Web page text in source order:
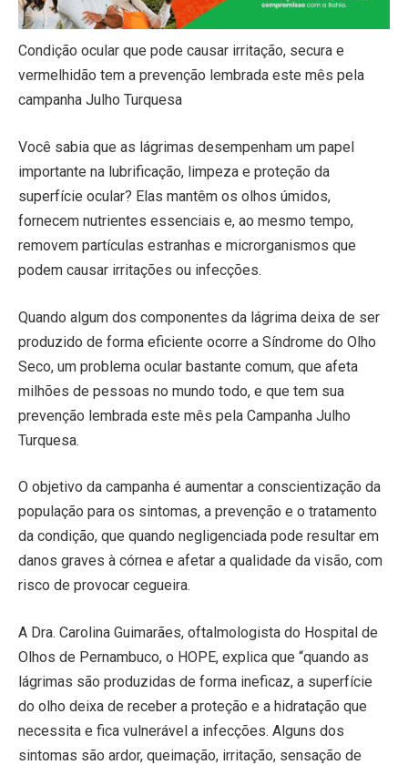
Condição ocular que pode causar irritação, secura e
vermelhidão tem a prevenção lembrada este mês pela
campanha Julho Turquesa
Você sabia que as lágrimas desempenham um papel
importante na lubrificação, limpeza e proteção da
superfície ocular? Elas mantêm os olhos úmidos,
fornecem nutrientes essenciais e, ao mesmo tempo,
removem partículas estranhas e microrganismos que
podem causar irritações ou infecções.
Quando algum dos componentes da lágrima deixa de ser
produzido de forma eficiente ocorre a Síndrome do Olho
Seco, um problema ocular bastante comum, que afeta
milhões de pessoas no mundo todo, e que tem sua
prevenção lembrada este mês pela Campanha Julho
Turquesa.
O objetivo da campanha é aumentar a conscientização da
população para os sintomas, a prevenção e o tratamento
da condição, que quando negligenciada pode resultar em
danos graves à córnea e afetar a qualidade da visão, com
risco de provocar cegueira.
A Dra. Carolina Guimarães, oftalmologista do Hospital de
Olhos de Pernambuco, o HOPE, explica que “quando as
lágrimas são produzidas de forma ineficaz, a superfície
do olho deixa de receber a proteção e a hidratação que
necessita e fica vulnerável a infecções. Alguns dos
sintomas são ardor, queimação, irritação, sensação de